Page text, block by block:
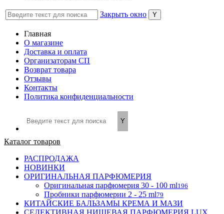
Закрыть окно
Главная
О магазине
Доставка и оплата
Организаторам СП
Возврат товара
Отзывы
Контакты
Политика конфиденциальности
Каталог товаров
РАСПРОДАЖА
НОВИНКИ
ОРИГИНАЛЬНАЯ ПАРФЮМЕРИЯ
Оригинальная парфюмерия 30 - 100 ml196
Пробники парфюмерии 2 - 25 ml79
КИТАЙСКИЕ БАЛЬЗАМЫ КРЕМА И МАЗИ
СЕЛЕКТИВНАЯ НИШЕВАЯ ПАРФЮМЕРИЯ LUX